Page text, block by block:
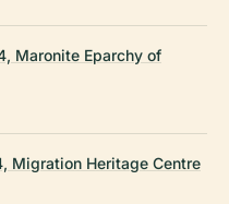
Maronite Eparchy of
Migration Heritage Centre